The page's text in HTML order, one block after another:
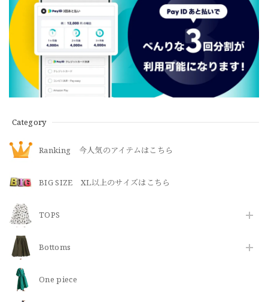
Category
Ranking 今人気のアイテムはこちら
BIG SIZE XL以上のサイズはこちら
TOPS
Bottoms
One piece